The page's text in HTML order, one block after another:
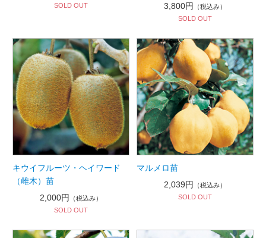
SOLD OUT
3,800円
（税込み）
SOLD OUT
キウイフルーツ・ヘイワード
（雌木）苗
2,000円
（税込み）
SOLD OUT
マルメロ苗
2,039円
（税込み）
SOLD OUT